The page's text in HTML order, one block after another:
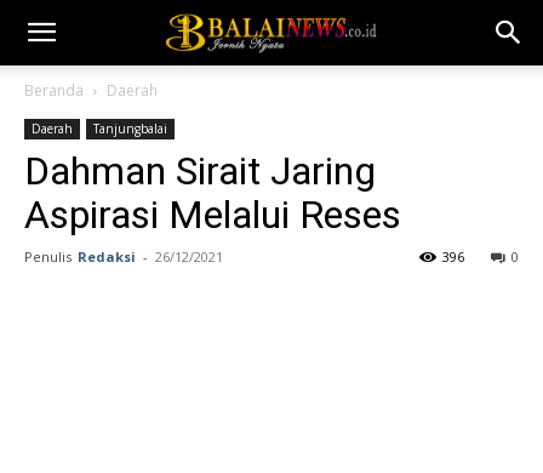
Beranda Daerah
Daerah Tanjungbalai
Dahman Sirait Jaring
Aspirasi Melalui Reses
Penulis Redaksi - 26/12/2021 0
396